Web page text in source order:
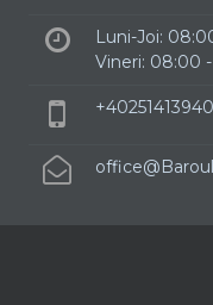
Luni-Joi:
Vineri: 08:00
+40251413940